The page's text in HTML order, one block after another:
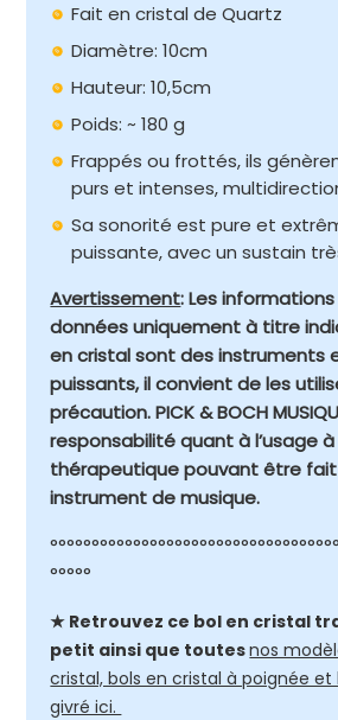
Fait en cristal de Quartz
Diamètre: 10cm
Hauteur: 10,5cm
Poids: ~ 180 g
Frappés ou frottés, ils
purs et intenses,
Sa sonorité est pure et
puissante, avec un sustain
Avertissement: Les
données uniquement à titre
en cristal sont des instruments
puissants, il convient de les
précaution. PICK & BOCH
responsabilité quant à l’usage
thérapeutique pouvant être
instrument de musique.
°°°°°
★ Retrouvez ce bol en cristal
petit ainsi que toutesnos
cristal, bols en cristal à poignée et
givré ici.